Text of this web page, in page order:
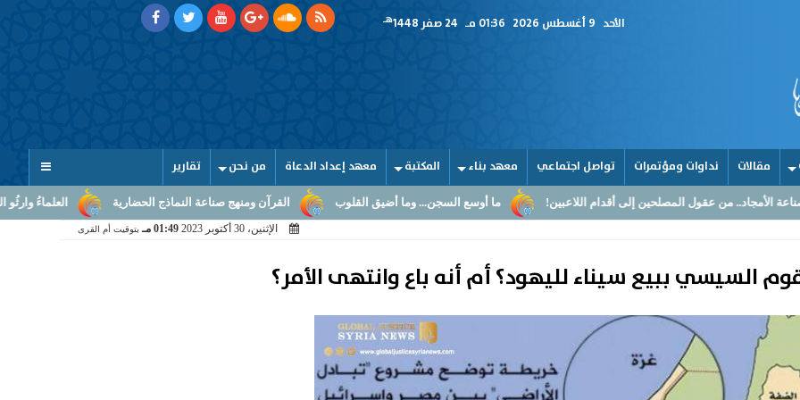
الأحد 01:36 مـ هـ
مقالات نداوات ومؤتمرات تواصل اجتماعي معهد بناء المكتبة معهد إعداد الدعاة من نحن تقارير
العلماءُ وارثُو النبوّة: من بلاغ القرآن ومنهج صناعة النماذج الحضارية ما أوسع السجن... وما أضيق القلوب المصلحين إلى أقدام اللاعبين!
الإثنين، 30 أكتوبر 2023 01:49 مـ بتوقيت أم القرى
السيسي ببيع سيناء لليهود؟ أم أنه باع وانتهى الأمر؟